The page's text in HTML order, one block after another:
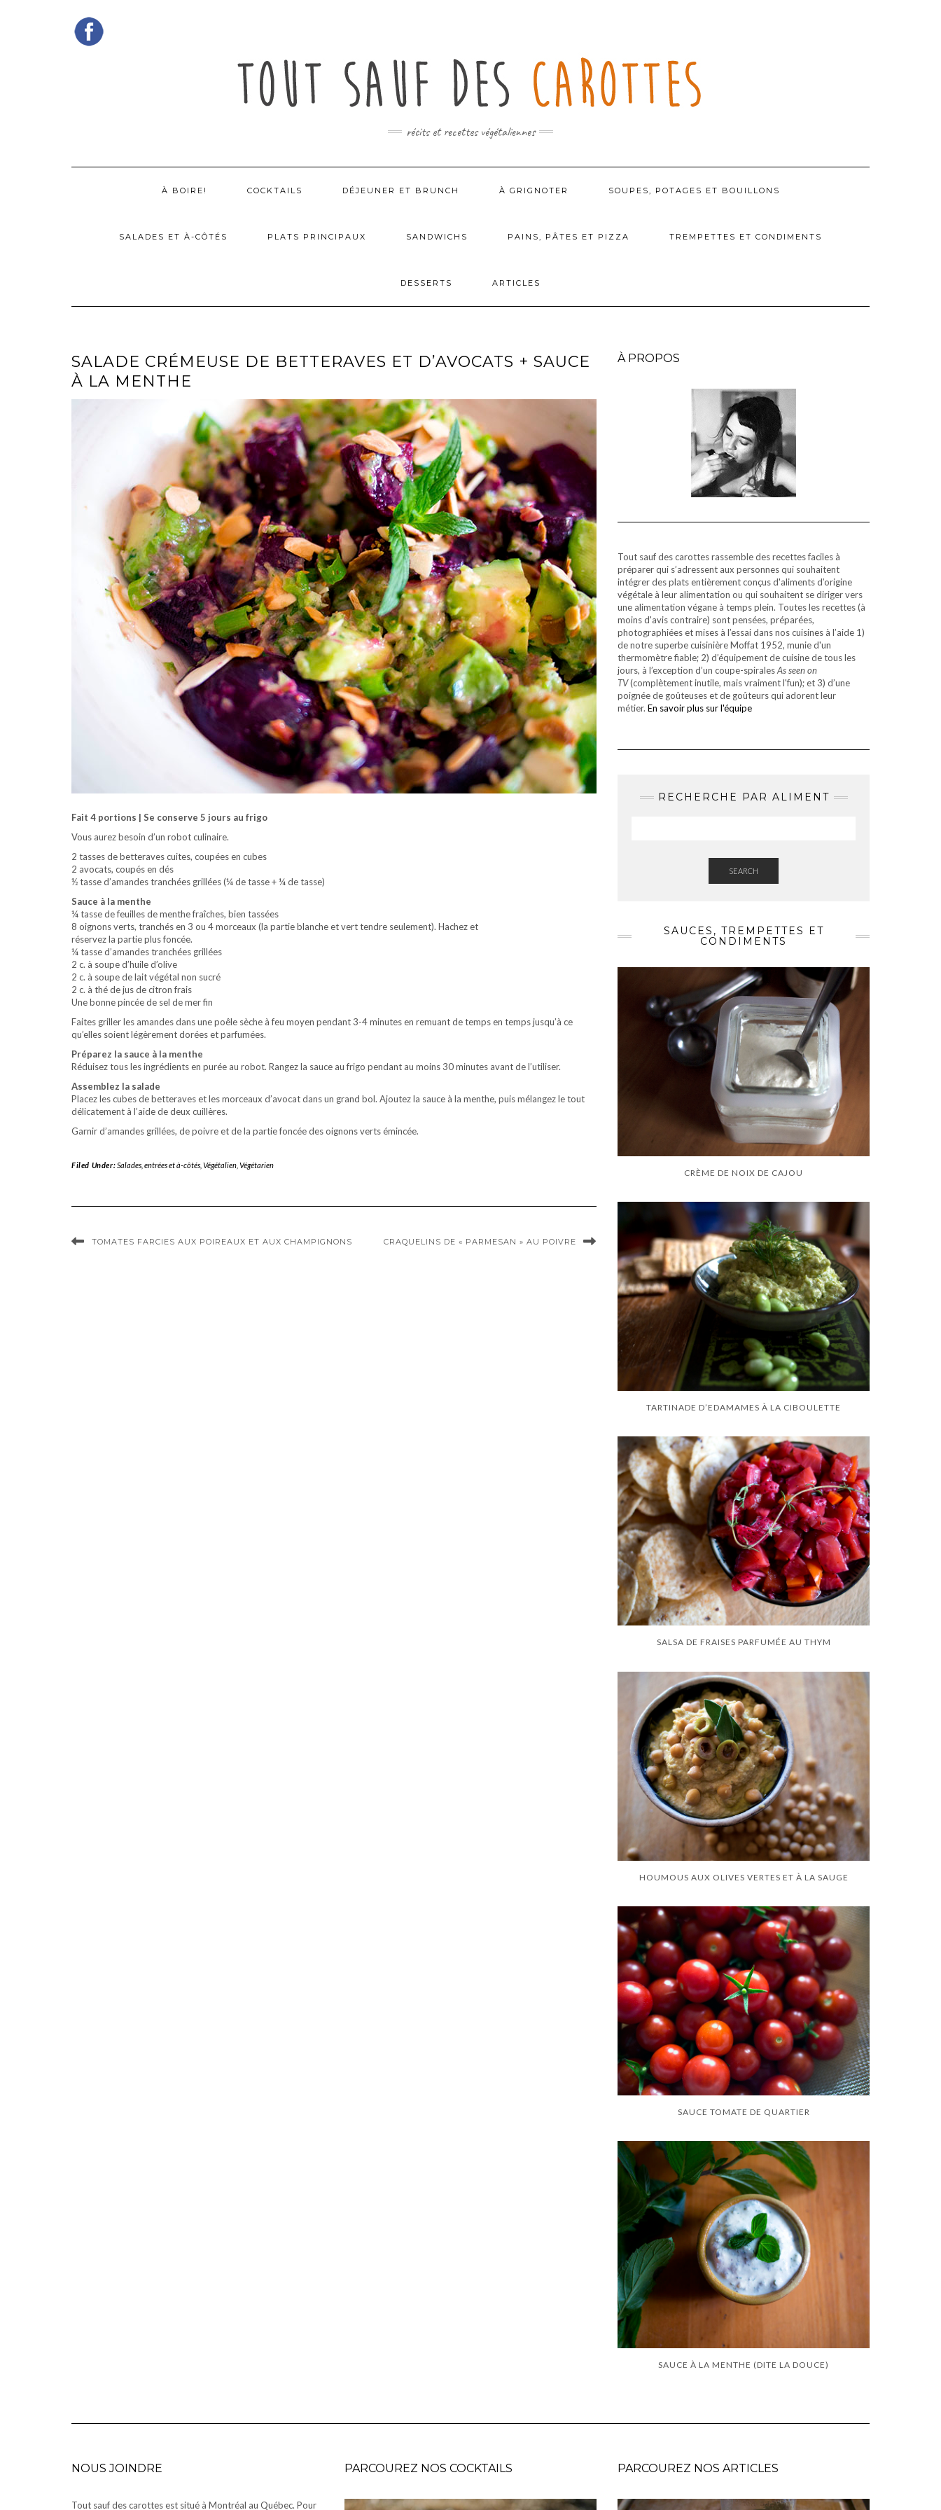
récits et recettes végétaliennes
À BOIRE! COCKTAILS DÉJEUNER ET BRUNCH À GRIGNOTER SOUPES, POTAGES ET BOUILLONS
SALADES ET À-CÔTÉS PLATS PRINCIPAUX SANDWICHS PAINS, PÂTES ET PIZZA TREMPETTES ET CONDIMENTS
DESSERTS ARTICLES
SALADE CRÉMEUSE DE BETTERAVES ET D’AVOCATS + SAUCE
À LA MENTHE
Fait 4 portions | Se conserve 5 jours au frigo
Vous aurez besoin d’un robot culinaire.
2 tasses de betteraves cuites, coupées en cubes
2 avocats, coupés en dés
½ tasse d’amandes tranchées grillées (¼ de tasse + ¼ de tasse)
Sauce à la menthe
¼ tasse de feuilles de menthe fraîches, bien tassées
8 oignons verts, tranchés en 3 ou 4 morceaux (la partie blanche et vert tendre seulement). Hachez et
réservez la partie plus foncée.
¼ tasse d’amandes tranchées grillées
2 c. à soupe d’huile d’olive
2 c. à soupe de lait végétal non sucré
2 c. à thé de jus de citron frais
Une bonne pincée de sel de mer fin
Faites griller les amandes dans une poêle sèche à feu moyen pendant 3-4 minutes en remuant de temps en temps jusqu’à ce
qu’elles soient légèrement dorées et parfumées.
Préparez la sauce à la menthe
Réduisez tous les ingrédients en purée au robot. Rangez la sauce au frigo pendant au moins 30 minutes avant de l’utiliser.
Assemblez la salade
Placez les cubes de betteraves et les morceaux d’avocat dans un grand bol. Ajoutez la sauce à la menthe, puis mélangez le tout
délicatement à l’aide de deux cuillères.
Garnir d’amandes grillées, de poivre et de la partie foncée des oignons verts émincée.
Filed Under:Salades, entrées et à-côtés, Végétalien, Végétarien
TOMATES FARCIES AUX POIREAUX ET AUX CHAMPIGNONS CRAQUELINS DE « PARMESAN » AU POIVRE
À PROPOS
Tout sauf des carottes rassemble des recettes faciles à
préparer qui s’adressent aux personnes qui souhaitent
intégrer des plats entièrement conçus d'aliments d’origine
végétale à leur alimentation ou qui souhaitent se diriger vers
une alimentation végane à temps plein. Toutes les recettes (à
moins d'avis contraire) sont pensées, préparées,
photographiées et mises à l’essai dans nos cuisines à l’aide 1)
de notre superbe cuisinière Moffat 1952, munie d'un
thermomètre fiable; 2) d’équipement de cuisine de tous les
jours, à l’exception d’un coupe-spiralesAs seen on
TV(complètement inutile, mais vraiment l'fun); et 3) d’une
poignée de goûteuses et de goûteurs qui adorent leur
métier. En savoir plus sur l'équipe
RECHERCHE PAR ALIMENT
SEARCH
SAUCES, TREMPETTES ET
CONDIMENTS
CRÈME DE NOIX DE CAJOU
TARTINADE D’EDAMAMES À LA CIBOULETTE
SALSA DE FRAISES PARFUMÉE AU THYM
HOUMOUS AUX OLIVES VERTES ET À LA SAUGE
SAUCE TOMATE DE QUARTIER
SAUCE À LA MENTHE (DITE LA DOUCE)
NOUS JOINDRE
Tout sauf des carottes est situé à Montréal au Québec. Pour
PARCOUREZ NOS COCKTAILS PARCOUREZ NOS ARTICLES